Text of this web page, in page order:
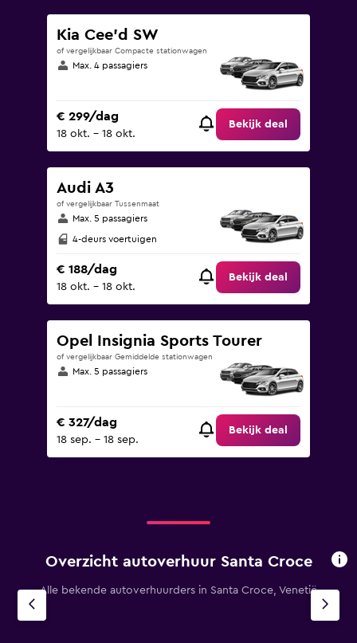
Kia Cee'd SW
of vergelijkbaar Compacte stationwagen
Max. 4 passagiers
€ 299/dag
18 okt. - 18 okt.
Bekijk deal
Audi A3
of vergelijkbaar Tussenmaat
Max. 5 passagiers
4-deurs voertuigen
€ 188/dag
18 okt. - 18 okt.
Bekijk deal
Opel Insignia Sports Tourer
of vergelijkbaar Gemiddelde stationwagen
Max. 5 passagiers
€ 327/dag
18 sep. - 18 sep.
Bekijk deal
Overzicht autoverhuur Santa Croce
Alle bekende autoverhuurders in Santa Croce, Venetië